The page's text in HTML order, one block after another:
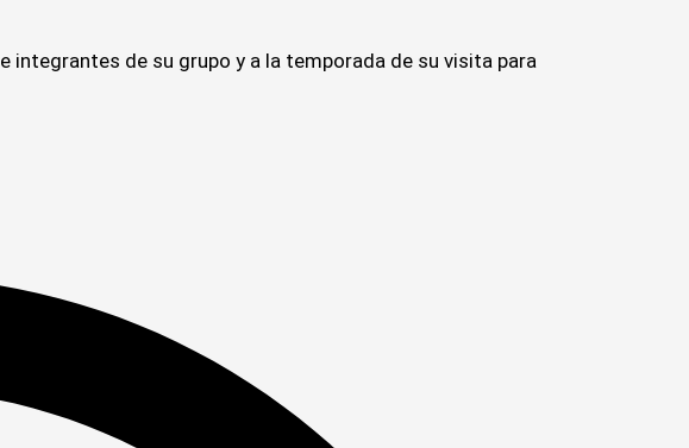
integrantes de su grupo y a la temporada de su visita para